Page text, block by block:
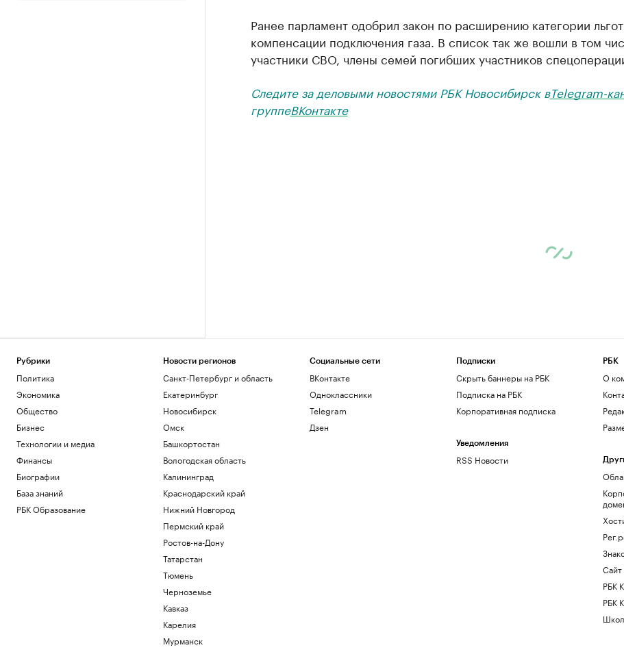
Ранее парламент одобрил закон по расширению категории
компенсации подключения газа. В список так же вошли в том
участники СВО, члены семей погибших участников
Следите за деловыми новостями РБК Новосибирск вTelegram-
группеВКонтакте
Рубрики
Политика
Экономика
Общество
Бизнес
Технологии и медиа
Финансы
Биографии
База знаний
РБК Образование
Новости регионов
Санкт-Петербург и область
Екатеринбург
Новосибирск
Омск
Башкортостан
Вологодская область
Калининград
Краснодарский край
Нижний Новгород
Пермский край
Ростов-на-Дону
Татарстан
Тюмень
Черноземье
Кавказ
Карелия
Мурманск
Социальные сети
ВКонтакте
Одноклассники
Telegram
Дзен
Подписки
Скрыть баннеры на РБК
Подписка на РБК
Корпоративная подписка
Уведомления
RSS Новости
РБК
О
РБК
РБК